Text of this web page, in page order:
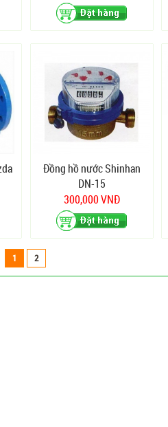
Đồng hồ nước Shinhan
DN-15
300,000 VNĐ
1 2